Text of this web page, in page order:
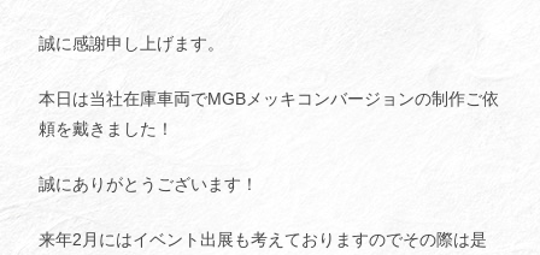
誠に感謝申し上げます。
本日は当社在庫車両でMGBメッキコンバージョンの制作ご依
頼を戴きました！
誠にありがとうございます！
来年2月にはイベント出展も考えておりますのでその際は是